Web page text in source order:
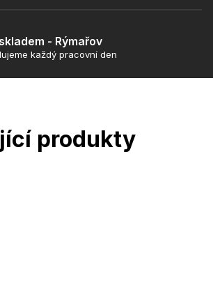
- Rýmařov
každý pracovní den
produkty